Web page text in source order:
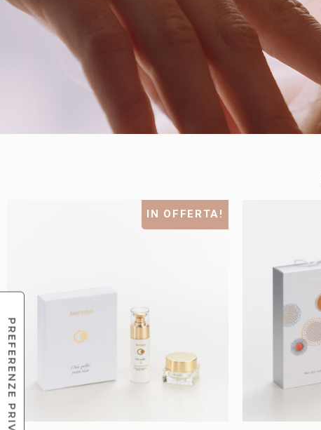
IN OFFERTA!